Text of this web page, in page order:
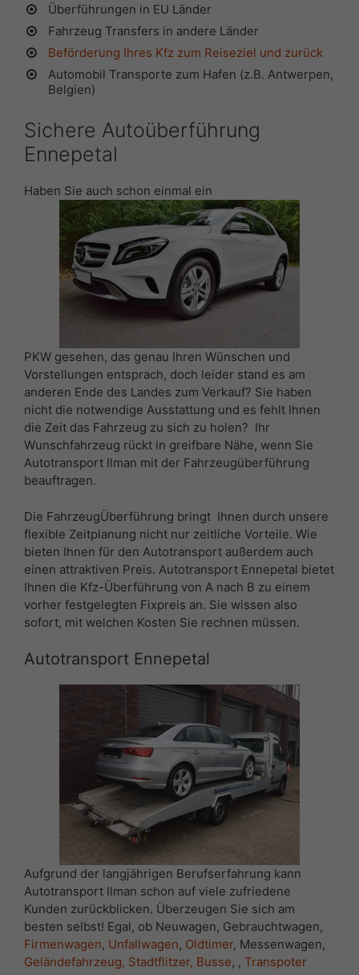
Überführungen in EU Länder
Fahrzeug Transfers in andere Länder
Beförderung Ihres Kfz zum Reiseziel und zurück
Automobil Transporte zum Hafen (z.B. Antwerpen,
Belgien)
Sichere Autoüberführung
Ennepetal
Haben Sie auch schon einmal ein
PKW gesehen, das genau Ihren Wünschen und
Vorstellungen entsprach, doch leider stand es am
anderen Ende des Landes zum Verkauf? Sie haben
nicht die notwendige Ausstattung und es fehlt Ihnen
die Zeit das Fahrzeug zu sich zu holen? Ihr
Wunschfahrzeug rückt in greifbare Nähe, wenn Sie
Autotransport Ilman mit der Fahrzeugüberführung
beauftragen.
Die FahrzeugÜberführung bringt Ihnen durch unsere
flexible Zeitplanung nicht nur zeitliche Vorteile. Wie
bieten Ihnen für den Autotransport außerdem auch
einen attraktiven Preis. Autotransport Ennepetal bietet
Ihnen die Kfz-Überführung von A nach B zu einem
vorher festgelegten Fixpreis an. Sie wissen also
sofort, mit welchen Kosten Sie rechnen müssen.
Autotransport Ennepetal
Aufgrund der langjährigen Berufserfahrung kann
Autotransport Ilman schon auf viele zufriedene
Kunden zurückblicken. Überzeugen Sie sich am
besten selbst! Egal, ob Neuwagen, Gebrauchtwagen,
Firmenwagen, Unfallwagen, Oldtimer, Messenwagen,
Geländefahrzeug, Stadtflitzer, Busse, , Transpoter